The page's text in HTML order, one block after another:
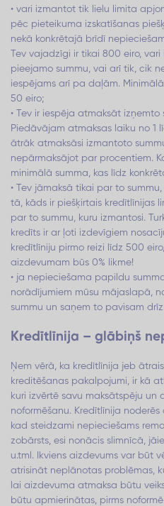
• vari izmantot tik lielu limita
pēc pieteikuma izskatīšanas
nekā konkrētajā brīdī
Tev vajadzīgi ir tikai 800 eiro,
pieejamo summu, vai arī tik, cik
iespējams arī pa daļām.
50 eiro;
• Tev ir iespēja atmaksāt
Piedāvājam atmaksas laiku no 1
ātrāk atmaksāsi izmantoto
nepārmaksājot par procentiem.
minimālā summa, kas līdz
• Tev jāmaksā tikai par to
tā, kāds ir piešķirtais kredītlīnijas
par to summu, kuru izmantosi.
kredīts ir ar ļoti izdevīgiem
kredītlīniju pirmo reizi līdz 500
aizdevumam būs 0% likme!
• ja nepieciešama papildu
norādījumiem mūsu mājaslapā,
summu un saņem to pavisam
Kredītlīnija – glābiņš
Ņem vērā, ka kredītlīnija jeb
kreditēšanas pakalpojumi, ir kā
kuri izvērtē savu maksātspēju
noformēšanu. Kredītlīnija
kad steidzami nepieciešams
zobārsts, esi nonācis slimnīcā,
u.tml. Ikviens aizdevums var būt
atrisināt neplānotas problēmas,
lai aizdevuma atmaksa būtu
būtu apmierinātas, pirms